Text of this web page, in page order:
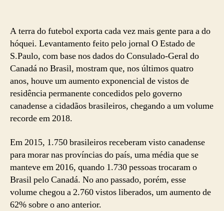
A terra do futebol exporta cada vez mais gente para a do
hóquei. Levantamento feito pelo jornal O Estado de
S.Paulo, com base nos dados do Consulado-Geral do
Canadá no Brasil, mostram que, nos últimos quatro
anos, houve um aumento exponencial de vistos de
residência permanente concedidos pelo governo
canadense a cidadãos brasileiros, chegando a um volume
recorde em 2018.
Em 2015, 1.750 brasileiros receberam visto canadense
para morar nas províncias do país, uma média que se
manteve em 2016, quando 1.730 pessoas trocaram o
Brasil pelo Canadá. No ano passado, porém, esse
volume chegou a 2.760 vistos liberados, um aumento de
62% sobre o ano anterior.